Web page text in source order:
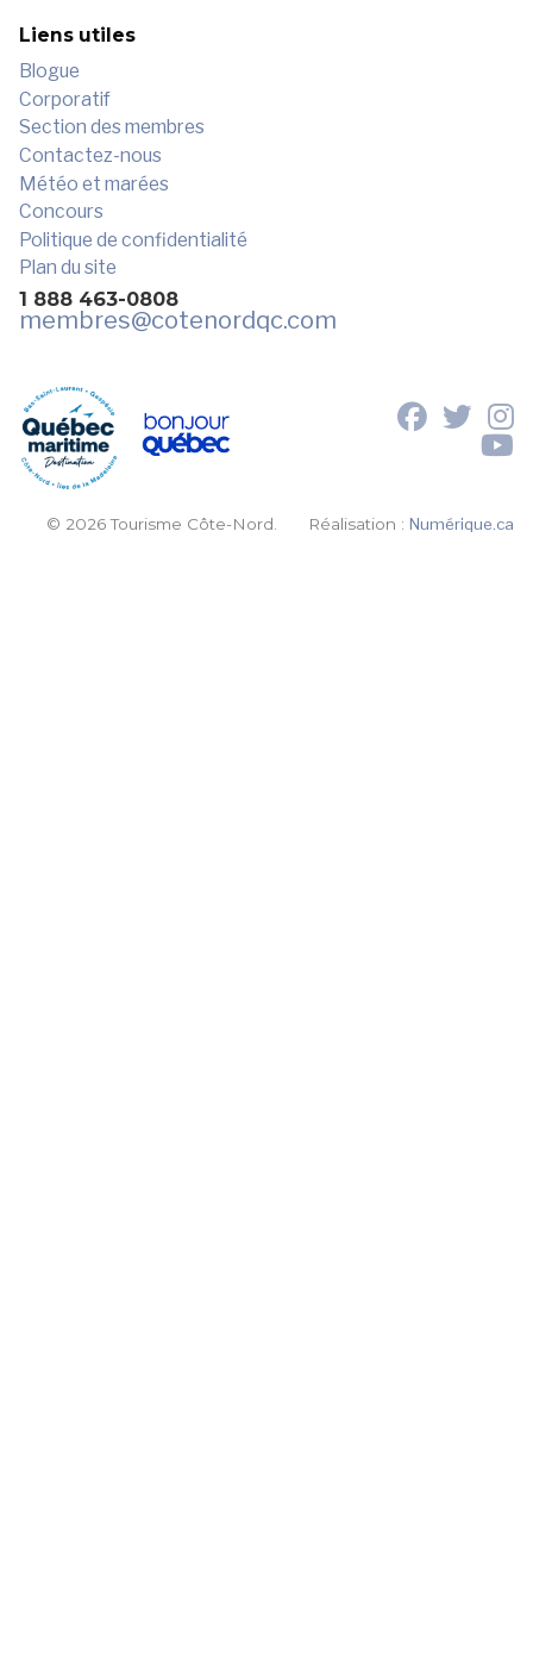
Liens utiles
Blogue
Corporatif
Section des membres
Contactez-nous
Météo et marées
Concours
Politique de confidentialité
Plan du site
1 888 463-0808
membres@cotenordqc.com
© 2026 Tourisme Côte-Nord. Réalisation :Numérique.ca